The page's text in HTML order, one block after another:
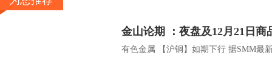
金山论期 ：夜盘及12月21日商
有色金属 【沪铜】如期下行 据SMM最